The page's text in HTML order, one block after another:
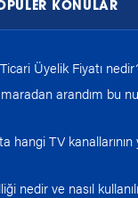
KONULAR
Üyelik Fiyatı
arandım bu
hangi TV kanallarının
nedir ve nasıl